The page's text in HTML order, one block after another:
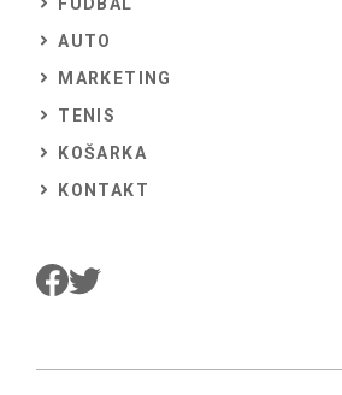
AUTO
MARKETING
TENIS
KOŠARKA
KONTAKT